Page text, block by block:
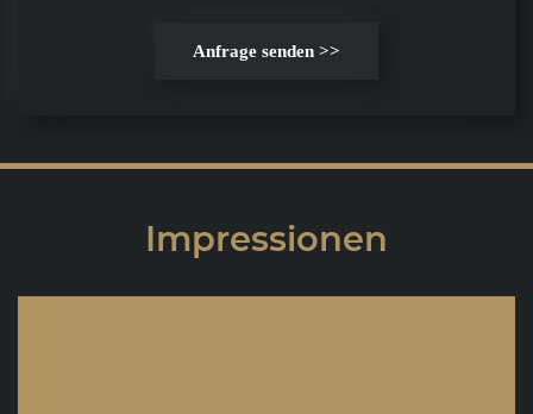
Anfrage senden >>
Impressionen